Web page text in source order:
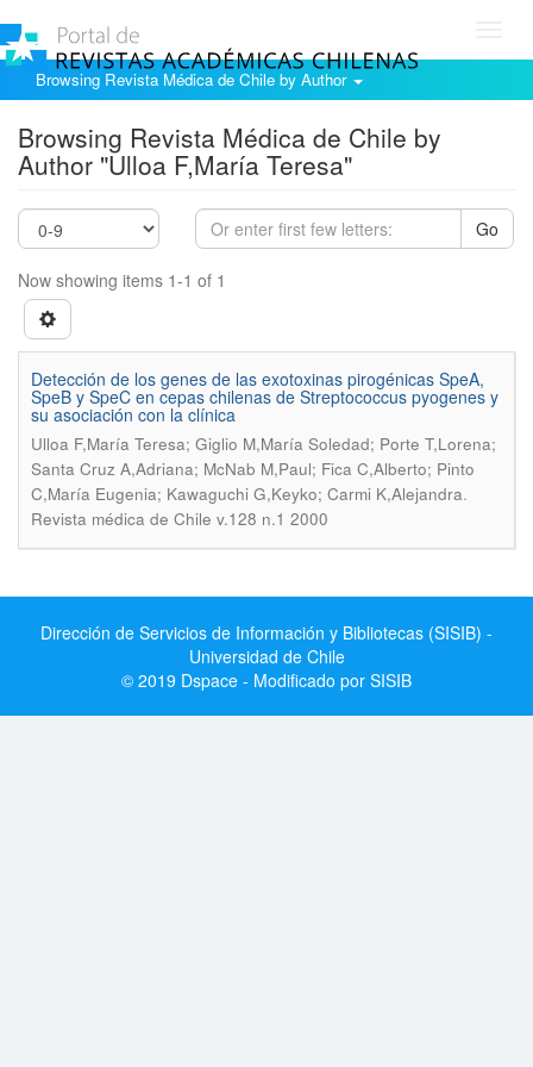
Browsing Revista Médica de Chile by Author
Browsing Revista Médica de Chile by
Author "Ulloa F,María Teresa"
Go
Now showing items 1-1 of 1
Detección de los genes de las exotoxinas pirogénicas SpeA,
SpeB y SpeC en cepas chilenas de Streptococcus pyogenes y
su asociación con la clínica
Ulloa F,María Teresa; Giglio M,María Soledad; Porte T,Lorena;
Santa Cruz A,Adriana; McNab M,Paul; Fica C,Alberto; Pinto
C,María Eugenia; Kawaguchi G,Keyko; Carmi K,Alejandra.
Revista médica de Chile v.128 n.1 2000
Dirección de Servicios de Información y Bibliotecas (SISIB) -
Universidad de Chile
© 2019 Dspace - Modificado por SISIB